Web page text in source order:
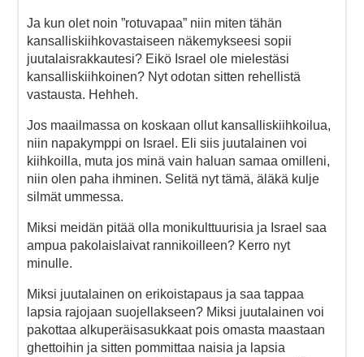
Ja kun olet noin ”rotuvapaa” niin miten tähän
kansalliskiihkovastaiseen näkemykseesi sopii
juutalaisrakkautesi? Eikö Israel ole mielestäsi
kansalliskiihkoinen? Nyt odotan sitten rehellistä
vastausta. Hehheh.
Jos maailmassa on koskaan ollut kansalliskiihkoilua,
niin napakymppi on Israel. Eli siis juutalainen voi
kiihkoilla, muta jos minä vain haluan samaa omilleni,
niin olen paha ihminen. Selitä nyt tämä, äläkä kulje
silmät ummessa.
Miksi meidän pitää olla monikulttuurisia ja Israel saa
ampua pakolaislaivat rannikoilleen? Kerro nyt
minulle.
Miksi juutalainen on erikoistapaus ja saa tappaa
lapsia rajojaan suojellakseen? Miksi juutalainen voi
pakottaa alkuperäisasukkaat pois omasta maastaan
ghettoihin ja sitten pommittaa naisia ja lapsia